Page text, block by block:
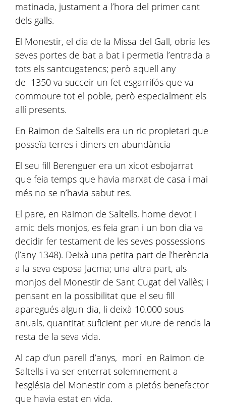
matinada, justament a l’hora del primer cant
dels galls.
El Monestir, el dia de la Missa del Gall, obria les
seves portes de bat a bat i permetia l’entrada a
tots els santcugatencs; però aquell any
de 1350 va succeir un fet esgarrifós que va
commoure tot el poble, però especialment els
allí presents.
En Raimon de Saltells era un ric propietari que
posseïa terres i diners en abundància
El seu fill Berenguer era un xicot esbojarrat
que feia temps que havia marxat de casa i mai
més no se n’havia sabut res.
El pare, en Raimon de Saltells, home devot i
amic dels monjos, es feia gran i un bon dia va
decidir fer testament de les seves possessions
(l’any 1348). Deixà una petita part de l’herència
a la seva esposa Jacma; una altra part, als
monjos del Monestir de Sant Cugat del Vallès; i
pensant en la possibilitat que el seu fill
aparegués algun dia, li deixà 10.000 sous
anuals, quantitat suficient per viure de renda la
resta de la seva vida.
Al cap d’un parell d’anys, morí en Raimon de
Saltells i va ser enterrat solemnement a
l’església del Monestir com a pietós benefactor
que havia estat en vida.